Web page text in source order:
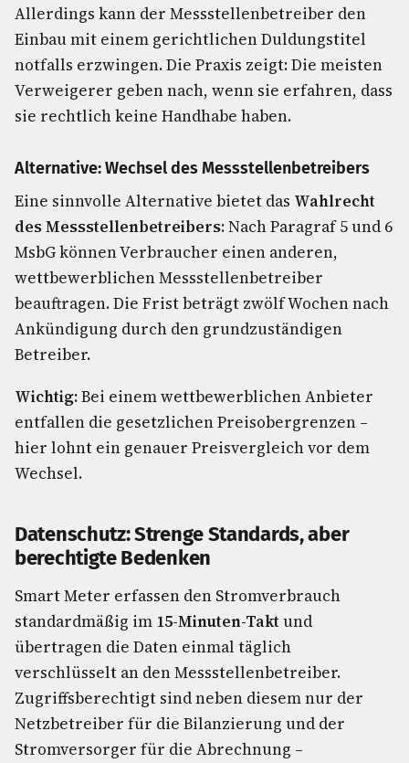
Allerdings kann der Messstellenbetreiber den
Einbau mit einem gerichtlichen Duldungstitel
notfalls erzwingen. Die Praxis zeigt: Die meisten
Verweigerer geben nach, wenn sie erfahren, dass
sie rechtlich keine Handhabe haben.
Alternative: Wechsel des Messstellenbetreibers
Eine sinnvolle Alternative bietet das Wahlrecht
des Messstellenbetreibers: Nach Paragraf 5 und 6
MsbG können Verbraucher einen anderen,
wettbewerblichen Messstellenbetreiber
beauftragen. Die Frist beträgt zwölf Wochen nach
Ankündigung durch den grundzuständigen
Betreiber.
Wichtig:Bei einem wettbewerblichen Anbieter
entfallen die gesetzlichen Preisobergrenzen –
hier lohnt ein genauer Preisvergleich vor dem
Wechsel.
Datenschutz: Strenge Standards, aber
berechtigte Bedenken
Smart Meter erfassen den Stromverbrauch
standardmäßig im 15-Minuten-Takt und
übertragen die Daten einmal täglich
verschlüsselt an den Messstellenbetreiber.
Zugriffsberechtigt sind neben diesem nur der
Netzbetreiber für die Bilanzierung und der
Stromversorger für die Abrechnung –